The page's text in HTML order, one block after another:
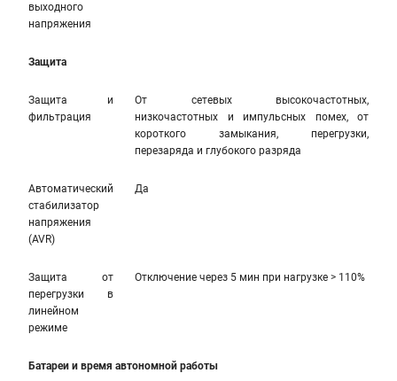
выходного
напряжения
Защита
Защита и
фильтрация
От сетевых высокочастотных,
низкочастотных и импульсных помех, от
короткого замыкания, перегрузки,
перезаряда и глубокого разряда
Автоматический
стабилизатор
напряжения
(AVR)
Да
Защита от
перегрузки в
линейном
режиме
Отключение через 5 мин при нагрузке > 110%
Батареи и время автономной работы